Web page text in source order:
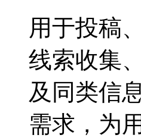
用于投稿
线索收集
及同类信
需求，为